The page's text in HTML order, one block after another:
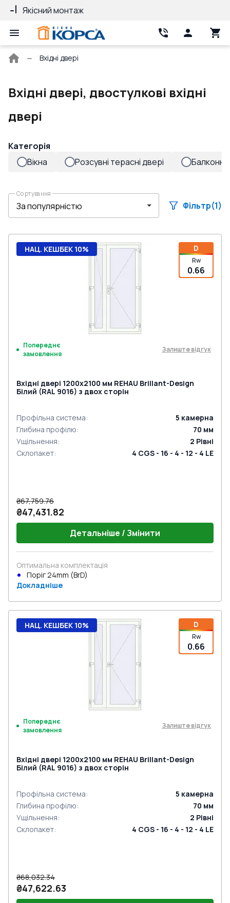
Якісний монтаж
Головна
Вхідні двері
Вхідні двері, двостулкові вхідні
двері
Категорія
Вікна
Розсувні терасні двері Балконні
Сортування
Фільтр(1)
D
Rw
0.66
НАЦ. КЕШБЕК 10%
Попереднє
замовлення
Залиште відгук
Вхідні двері 1200x2100 мм REHAU Brillant-Design
Білий (RAL 9016) з двох сторін
Профільна система: 5 камерна
Глибина профілю: 70 мм
Ущільнення: 2 Рівні
Склопакет: 4 CGS - 16 - 4 - 12 - 4 LE
₴67,759.76
₴47,431.82
Детальніше / Змінити
Оптимальна комплектація
Поріг 24mm (BrD)
Докладніше
D
Rw
0.66
НАЦ. КЕШБЕК 10%
Попереднє
замовлення
Залиште відгук
Вхідні двері 1200x2100 мм REHAU Brillant-Design
Білий (RAL 9016) з двох сторін
Профільна система: 5 камерна
Глибина профілю: 70 мм
Ущільнення: 2 Рівні
Склопакет: 4 CGS - 16 - 4 - 12 - 4 LE
₴68,032.34
₴47,622.63